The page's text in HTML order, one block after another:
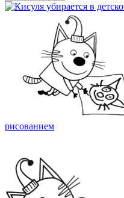
рисованием